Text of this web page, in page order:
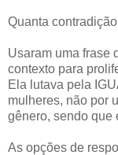
Quanta
Usaram uma frase
contexto para
Ela lutava pela
mulheres, não por
gênero, sendo que
As opções de